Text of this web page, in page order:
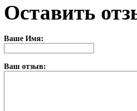
Оставить
Ваше Имя:
Ваш отзыв: